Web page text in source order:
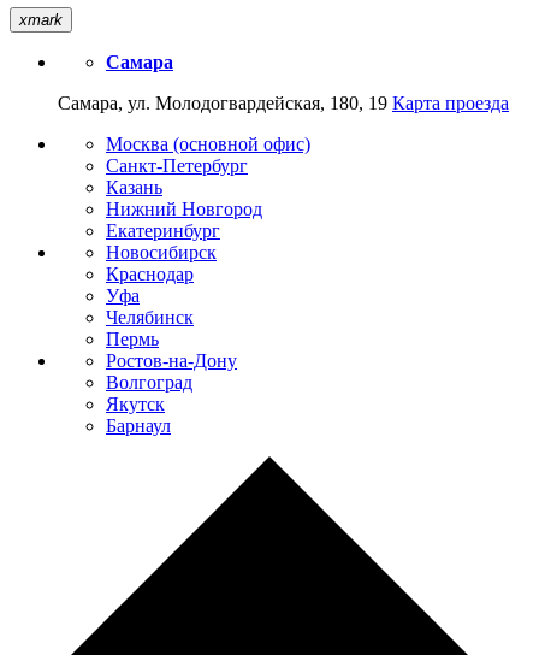
xmark
Самара
Самара, ул. Молодогвардейская, 180, 19 Карта проезда
Москва (основной офис)
Санкт-Петербург
Казань
Нижний Новгород
Екатеринбург
Новосибирск
Краснодар
Уфа
Челябинск
Пермь
Ростов-на-Дону
Волгоград
Якутск
Барнаул